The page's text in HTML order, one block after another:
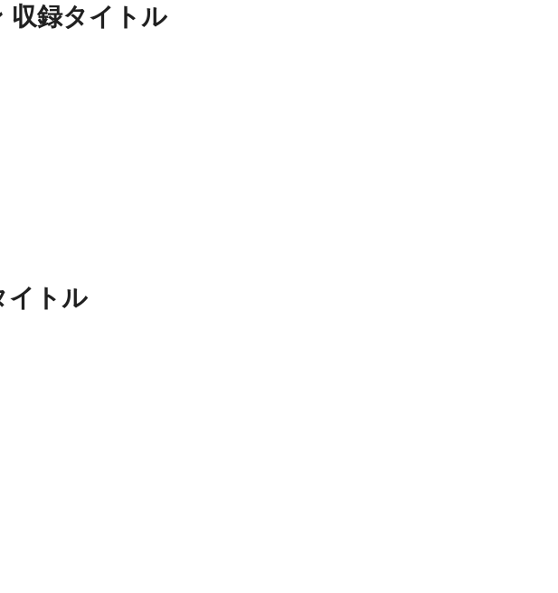
収録タイトル
イトル